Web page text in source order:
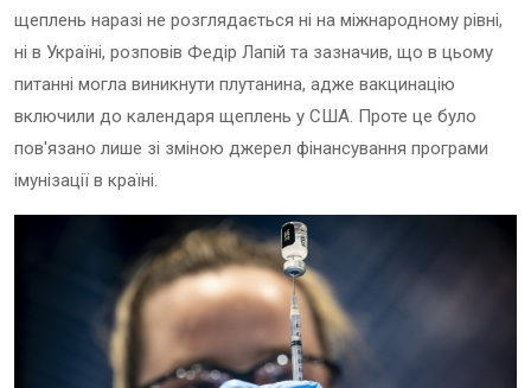
щеплень наразі не розглядається ні на міжнародному рівні,
ні в Україні, розповів Федір Лапій та зазначив, що в цьому
питанні могла виникнути плутанина, адже вакцинацію
включили до календаря щеплень у США. Проте це було
пов'язано лише зі зміною джерел фінансування програми
імунізації в країні.